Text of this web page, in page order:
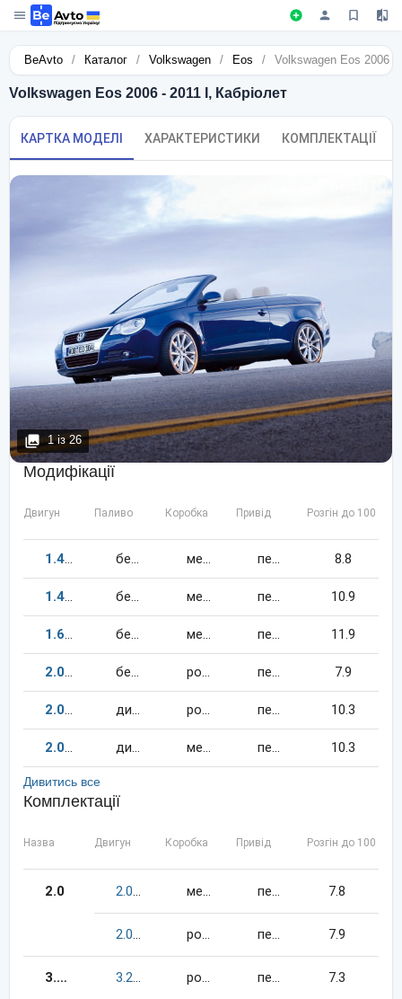
BeAvto / Каталог / Volkswagen / Eos / Volkswagen Eos 2006 -
Volkswagen Eos 2006 - 2011 I, Кабріолет
КАРТКА МОДЕЛІ ХАРАКТЕРИСТИКИ КОМПЛЕКТАЦІЇ
1 із 26
Модифікації
Двигун Паливо Коробка Привід Розгін до 100 км/
1.4160 бензин механіка передній 8.8
1.4122 бензин механіка передній 10.9
1.6115 бензин механіка передній 11.9
2.0200 бензин робот передній 7.9
2.0140 дизель робот передній 10.3
2.0140 дизель механіка передній 10.3
Дивитись все
Комплектації
Назва Двигун Коробка Привід Розгін до 100 км/
2.0 2.0200 бензин
механіка передній 7.8
2.0200 бензин
робот передній 7.9
3.2 V6 3.2250 бензин
робот передній 7.3